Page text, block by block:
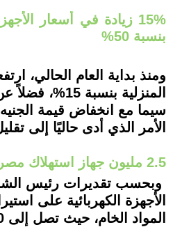
15% زيادة في أسعار
بنسبة 50%
ومنذ بداية العام الحالي،
المنزلية بنسبة
سيما مع انخفاض قيمة الجنيه
الأمر الذي أدى حاليًا إلى تقليل
2.5 مليون جهاز استهلاك مصر من البوتاجازات
وبحسب تقديرات رئيس
الأجهزة الكهربائية على